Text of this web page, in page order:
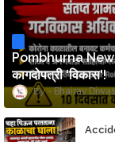
Pombhurna News:
कागदोपत्री 'विकास'!
Bhairav